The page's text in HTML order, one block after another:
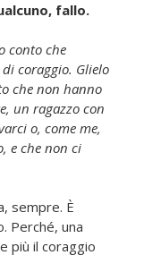
fallo.
conto che
coraggio. Glielo
che non hanno
un ragazzo con
o, come me,
e che non ci
sempre. È
Perché, una
più il coraggio